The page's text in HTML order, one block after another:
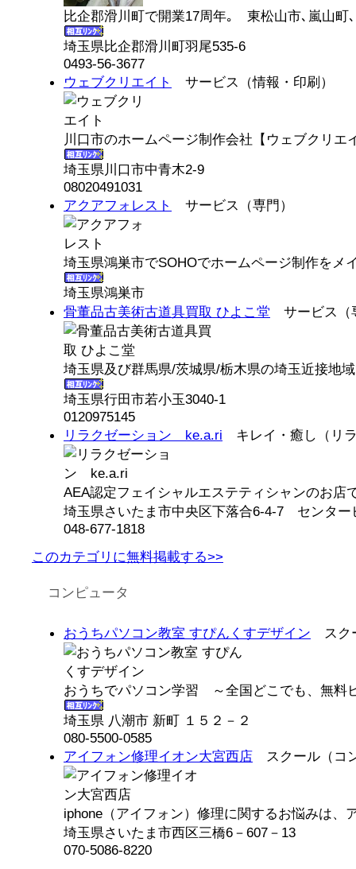
比企郡滑川町で開業17周年｡ 東松山市､嵐山
埼玉県比企郡滑川町羽尾535-6
0493-56-3677
ウェブクリエイト
サービス（情報・印刷）
川口市のホームページ制作会社【ウェブクリ
埼玉県川口市中青木2-9
08020491031
アクアフォレスト
サービス（専門）
埼玉県鴻巣市でSOHOでホームページ制作を
埼玉県鴻巣市
骨董品古美術古道具買取 ひよこ堂 サービス（
埼玉県及び群馬県/茨城県/栃木県の埼玉近接
埼玉県行田市若小玉3040-1
0120975145
リラクゼーション ke.a.ri キレイ・癒し（リ
AEA認定フェイシャルエステティシャンのお
埼玉県さいたま市中央区下落合6-4-7 センター
048-677-1818
このカテゴリに無料掲載する>>
コンピュータ
おうちパソコン教室 すぴんくすデザイン スク
おうちでパソコン学習 ～全国どこでも、無
埼玉県 八潮市 新町 １５２－２
080-5500-0585
アイフォン修理イオン大宮西店 スクール（コ
iphone（アイフォン）修理に関するお悩みは、
埼玉県さいたま市西区三橋6－607－13
070-5086-8220